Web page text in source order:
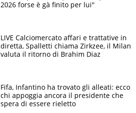
2026 forse è gà finito per lui"
LIVE Calciomercato affari e trattative in
diretta, Spalletti chiama Zirkzee, il Milan
valuta il ritorno di Brahim Diaz
Fifa, Infantino ha trovato gli alleati: ecco
chi appoggia ancora il presidente che
spera di essere rieletto